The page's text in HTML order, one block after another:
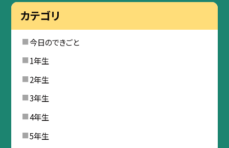
カテゴリ
今日のできごと
1年生
2年生
3年生
4年生
5年生